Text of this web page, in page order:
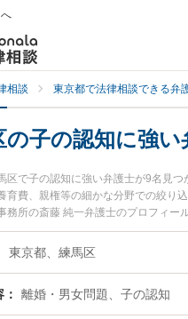
相談 東京都で法律相談できる弁
の子の認知に強い
区で子の認知に強い弁護士が9名見
育費、親権等の細かな分野での絞り
務所の斎藤 純一弁護士のプロフィ
『子の認知のトラブル解決の実績豊
におすすめです。
東京都、練馬区
離婚・男女問題、子の認知